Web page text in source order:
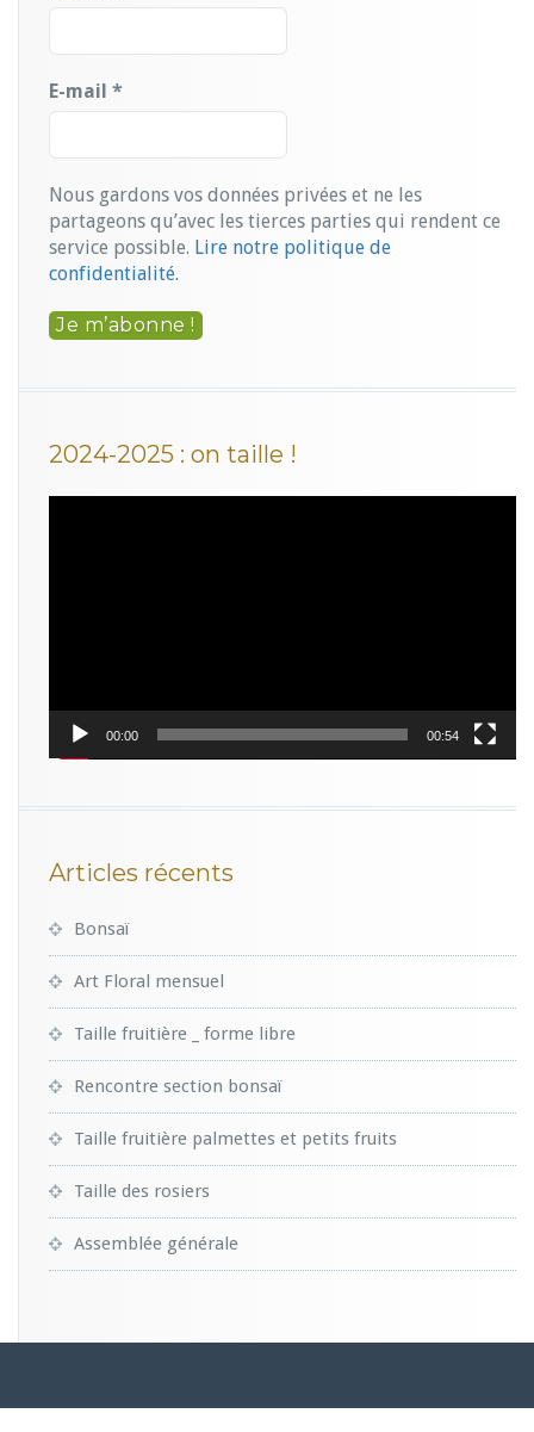
E-mail *
Nous gardons vos données privées et ne les
partageons qu’avec les tierces parties qui rendent ce
service possible. Lire notre politique de
confidentialité.
2024-2025 : on taille !
00:00 00:54
Articles récents
Bonsaï
Art Floral mensuel
Taille fruitière _ forme libre
Rencontre section bonsaï
Taille fruitière palmettes et petits fruits
Taille des rosiers
Assemblée générale